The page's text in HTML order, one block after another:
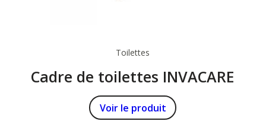
Toilettes
Cadre de toilettes INVACARE
Voir le produit